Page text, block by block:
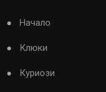
Начало
Клюки
Куриози